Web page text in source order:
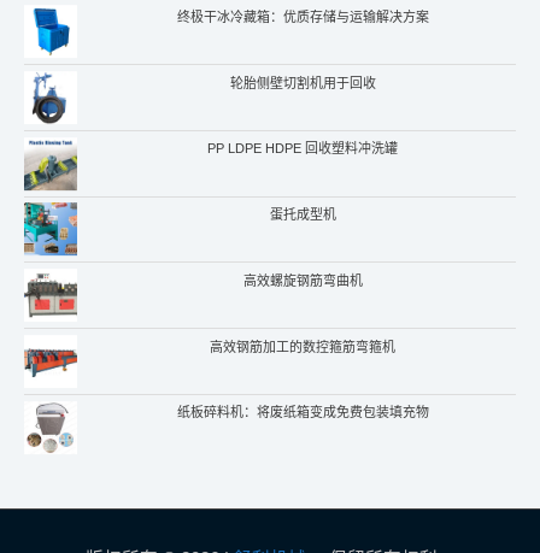
终极干冰冷藏箱：优质存储与运输解决方案
轮胎侧壁切割机用于回收
PP LDPE HDPE 回收塑料冲洗罐
蛋托成型机
高效螺旋钢筋弯曲机
高效钢筋加工的数控箍筋弯箍机
纸板碎料机：将废纸箱变成免费包装填充物